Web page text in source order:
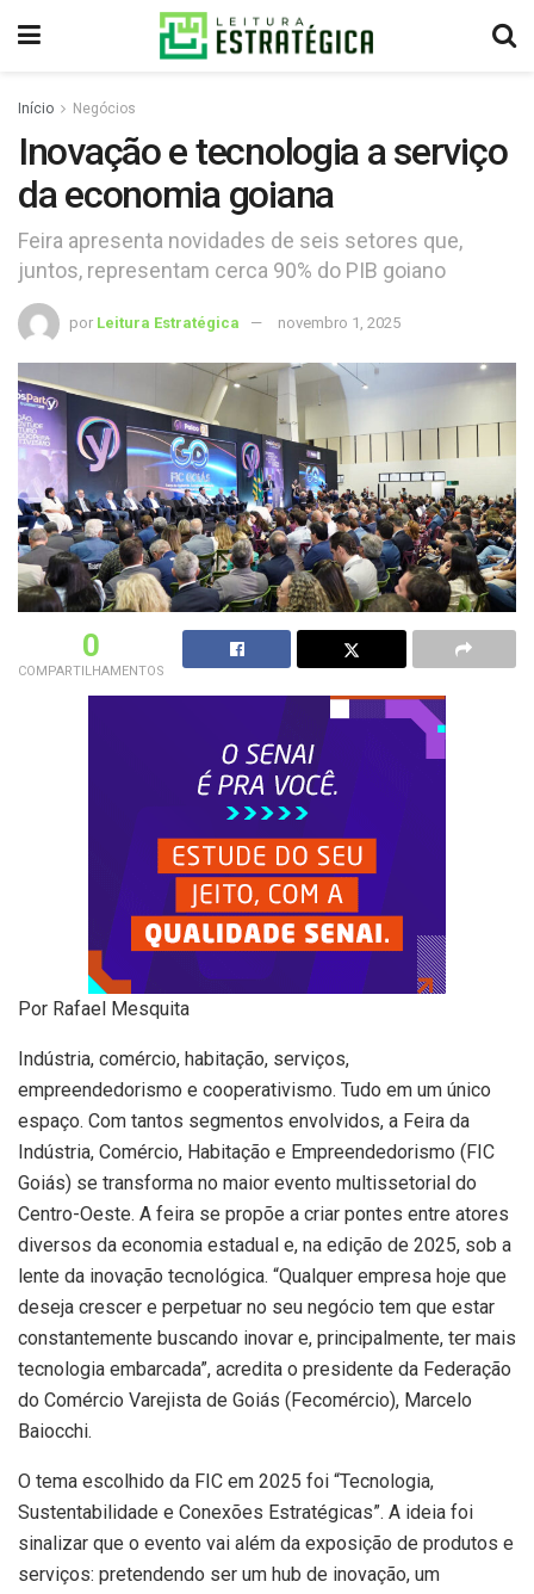
Início Negócios
Inovação e tecnologia a serviço
da economia goiana
Feira apresenta novidades de seis setores que,
juntos, representam cerca 90% do PIB goiano
por Leitura Estratégica novembro 1, 2025
0
COMPARTILHAMENTOS
Por Rafael Mesquita
Indústria, comércio, habitação, serviços,
empreendedorismo e cooperativismo. Tudo em um único
espaço. Com tantos segmentos envolvidos, a Feira da
Indústria, Comércio, Habitação e Empreendedorismo (FIC
Goiás) se transforma no maior evento multissetorial do
Centro-Oeste. A feira se propõe a criar pontes entre atores
diversos da economia estadual e, na edição de 2025, sob a
lente da inovação tecnológica. “Qualquer empresa hoje que
deseja crescer e perpetuar no seu negócio tem que estar
constantemente buscando inovar e, principalmente, ter mais
tecnologia embarcada”, acredita o presidente da Federação
do Comércio Varejista de Goiás (Fecomércio), Marcelo
Baiocchi.
O tema escolhido da FIC em 2025 foi “Tecnologia,
Sustentabilidade e Conexões Estratégicas”. A ideia foi
sinalizar que o evento vai além da exposição de produtos e
serviços: pretendendo ser um hub de inovação, um